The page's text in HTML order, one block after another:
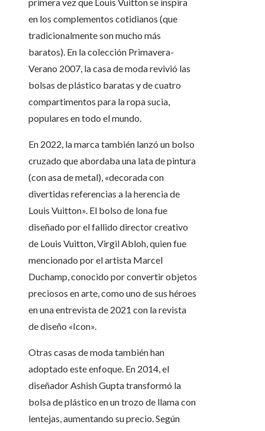
en los complementos cotidianos (que
tradicionalmente son mucho más
baratos). En la colección Primavera-
Verano 2007, la casa de moda revivió las
bolsas de plástico baratas y de cuatro
compartimentos para la ropa sucia,
populares en todo el mundo.
En 2022, la marca también lanzó un bolso
cruzado que abordaba una lata de pintura
(con asa de metal), «decorada con
divertidas referencias a la herencia de
Louis Vuitton». El bolso de lona fue
diseñado por el fallido director creativo
de Louis Vuitton, Virgil Abloh, quien fue
mencionado por el artista Marcel
Duchamp, conocido por convertir objetos
preciosos en arte, como uno de sus héroes
en una entrevista de 2021 con la revista
de diseño «Icon».
Otras casas de moda también han
adoptado este enfoque. En 2014, el
diseñador Ashish Gupta transformó la
bolsa de plástico en un trozo de llama con
lentejas, aumentando su precio. Según